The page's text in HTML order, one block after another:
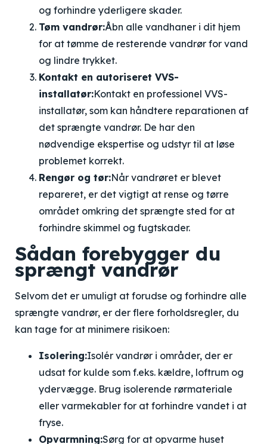
og forhindre yderligere skader.
Tøm vandrør:Åbn alle vandhaner i dit hjem
for at tømme de resterende vandrør for vand
og lindre trykket.
Kontakt en autoriseret VVS-
installatør:Kontakt en professionel VVS-
installatør, som kan håndtere reparationen af
det sprængte vandrør. De har den
nødvendige ekspertise og udstyr til at løse
problemet korrekt.
Rengør og tør:Når vandrøret er blevet
repareret, er det vigtigt at rense og tørre
området omkring det sprængte sted for at
forhindre skimmel og fugtskader.
Sådan forebygger du
sprængt vandrør
Selvom det er umuligt at forudse og forhindre alle
sprængte vandrør, er der flere forholdsregler, du
kan tage for at minimere risikoen:
Isolering:Isolér vandrør i områder, der er
udsat for kulde som f.eks. kældre, loftrum og
ydervægge. Brug isolerende rørmateriale
eller varmekabler for at forhindre vandet i at
fryse.
Opvarmning:Sørg for at opvarme huset